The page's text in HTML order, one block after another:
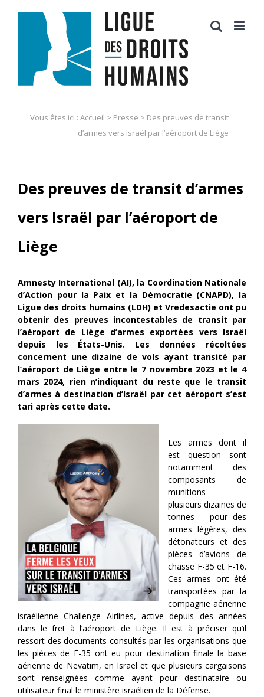
Vous êtes ici : Accueil > Presse > Des preuves de transit
d’armes vers Israël par l’aéroport de Liège
Des preuves de transit d’armes
vers Israël par l’aéroport de
Liège
Amnesty International (AI), la Coordination Nationale
d’Action pour la Paix et la Démocratie (CNAPD), la
Ligue des droits humains (LDH) et Vredesactie ont pu
obtenir des preuves incontestables de transit par
l’aéroport de Liège d’armes exportées vers Israël
depuis les États-Unis. Les données récoltées
concernent une dizaine de vols ayant transité par
l’aéroport de Liège entre le 7 novembre 2023 et le 4
mars 2024, rien n’indiquant du reste que le transit
d’armes à destination d’Israël par cet aéroport s’est
tari après cette date.
Les armes dont il
est question sont
notamment des
composants de
munitions –
plusieurs dizaines de
tonnes – pour des
armes légères, des
détonateurs et des
pièces d’avions de
chasse F-35 et F-16.
Ces armes ont été
transportées par la
compagnie aérienne
israélienne Challenge Airlines, active depuis des années
dans le fret à l’aéroport de Liège. Il est à préciser qu’il
ressort des documents consultés par les organisations que
les pièces de F-35 ont eu pour destination finale la base
aérienne de Nevatim, en Israël et que plusieurs cargaisons
sont renseignées comme ayant pour destinataire ou
utilisateur final le ministère israélien de la Défense.